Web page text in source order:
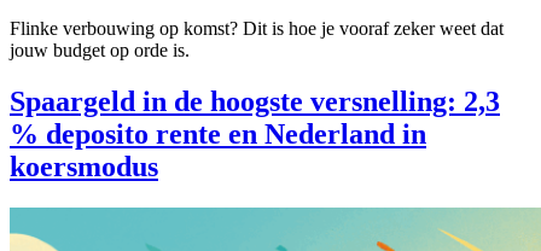
Flinke verbouwing op komst? Dit is hoe je vooraf zeker weet dat
jouw budget op orde is.
Spaargeld in de hoogste versnelling: 2,3
% deposito rente en Nederland in
koersmodus